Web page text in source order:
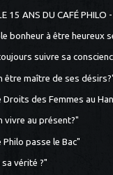
15 ANS DU CAFÉ PHILO
bonheur à être heureux
suivre sa
être maître de ses
Droits des Femmes au
vivre au présent?"
Philo passe le Bac"
sa vérité ?"